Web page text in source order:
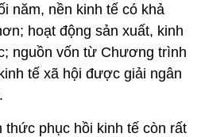
năm, nền kinh tế có khả
hoạt động sản xuất, kinh
nguồn vốn từ Chương trình
tế xã hội được giải ngân
thức phục hồi kinh tế còn rất